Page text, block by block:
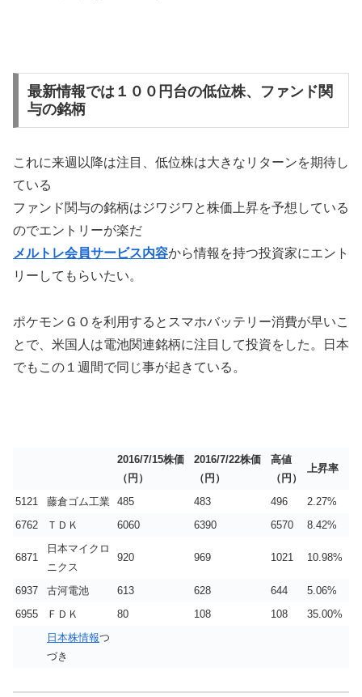
最新情報では１００円台の低位株、ファンド関
与の銘柄
これに来週以降は注目、低位株は大きなリターンを期待し
ている
ファンド関与の銘柄はジワジワと株価上昇を予想している
のでエントリーが楽だ
メルトレ会員サービス内容から情報を持つ投資家にエント
リーしてもらいたい。
ポケモンＧＯを利用するとスマホバッテリー消費が早いこ
とで、米国人は電池関連銘柄に注目して投資をした。日本
でもこの１週間で同じ事が起きている。
2016/7/15株価
（円）
2016/7/22株価
（円）
高値
（円）
上昇率
5121 藤倉ゴム工業 485 483 496
2.27%
6762
ＴＤＫ 6060 6390 6570 8.42%
6871
日本マイクロ
ニクス
920 969 1021 10.98%
6937 古河電池 613 628 644
5.06%
6955
ＦＤＫ 80 108 108
35.00%
日本株情報つ
づき